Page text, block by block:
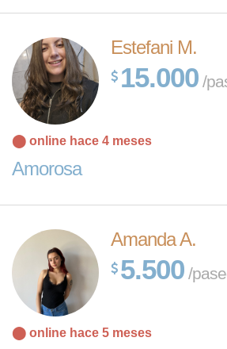
Estefani M.
15.000 /
⬤ online hace 4 meses
Amorosa
Amanda A.
5.500 /
⬤ online hace 5 meses